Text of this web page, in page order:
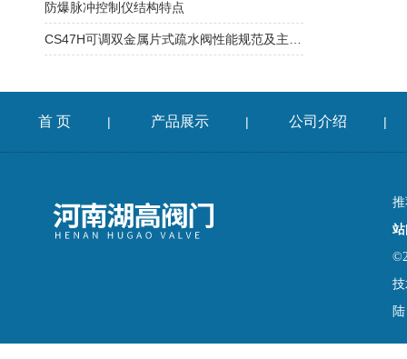
防爆脉冲控制仪结构特点
首 页 | 产品展示 | 公司介绍 |
陆